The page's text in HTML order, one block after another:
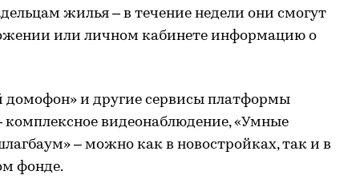
жилья – в течение недели они смогут
или личном кабинете информацию о
и другие сервисы платформы
комплексное видеонаблюдение, «Умные
– можно как в новостройках, так и в
фонде.